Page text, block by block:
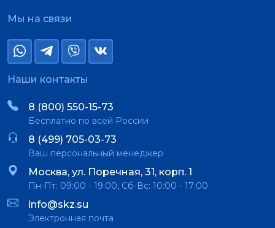
Мы на связи
Наши контакты
8 (800) 550-15-73
Бесплатно по всей России
8 (499) 705-03-73
Ваш персональный менеджер
Москва, ул. Поречная, 31, корп. 1
Пн-Пт: 09:00 - 19:00, Сб-Вс: 10:00 - 17:00
info@skz.su
Электронная почта